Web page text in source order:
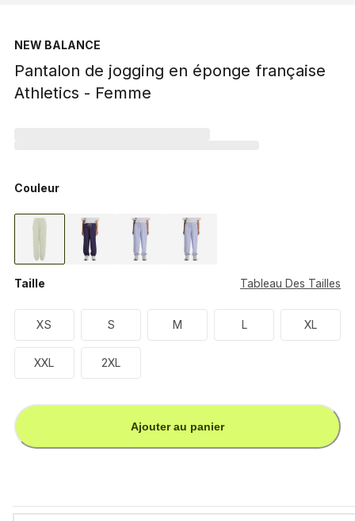
NEW BALANCE
Pantalon de jogging en éponge française
Athletics - Femme
Couleur
Taille Tableau Des Tailles
XS S M L XL
XXL 2XL
Ajouter au panier